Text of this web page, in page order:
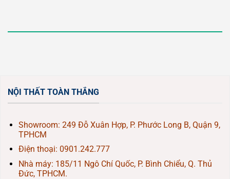
NỘI THẤT TOÀN THẮNG
Showroom: 249 Đỗ Xuân Hợp, P. Phước Long B, Quận 9,
TPHCM
Điện thoại: 0901.242.777
Nhà máy: 185/11 Ngô Chí Quốc, P. Bình Chiểu, Q. Thủ
Đức, TPHCM.